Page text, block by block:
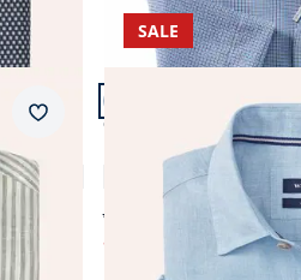
Merkzettel
Artikel 14 von 23.
Passform Comfort Fit.
SALE
Comfort Fit
Pures Leinen Hemd
4,7 (66)
ab € 89,99
ab (-50%)